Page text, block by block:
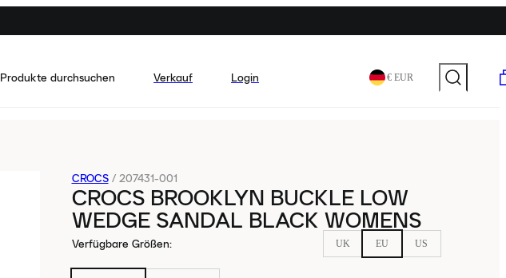
Produkte durchsuchen Verkauf Login € EUR
CROCS / 207431-001
CROCS BROOKLYN BUCKLE LOW
WEDGE SANDAL BLACK WOMENS
Verfügbare Größen: UK EU US